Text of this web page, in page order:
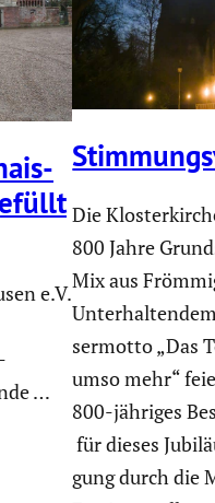
e.V.
…
Die
800 Jahre
Mix aus
ser­motto „Das
umso mehr“
800-jähriges
für dieses
gung durch die